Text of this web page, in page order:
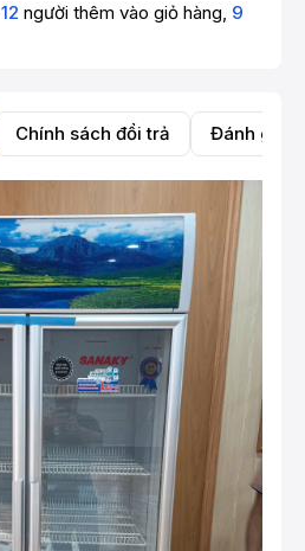
12 người thêm vào giỏ hàng, 9
Chính sách đổi trả Đánh giá